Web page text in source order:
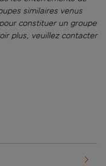
similaires venus
constituer un groupe
plus, veuillez contacter